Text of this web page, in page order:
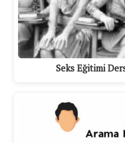
Seks Eğitimi